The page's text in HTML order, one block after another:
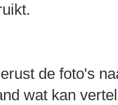
de foto's
wat kan